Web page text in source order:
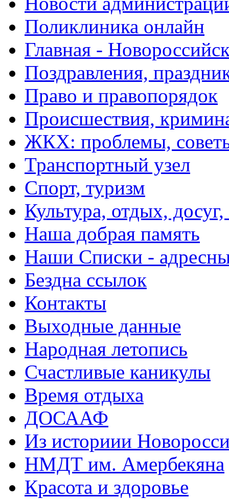
Поликлиника онлайн
Главная -
Поздравления,
Право и правопорядок
Происшествия,
ЖКХ: проблемы,
Транспортный узел
Спорт, туризм
Культура, отдых,
Наша добрая память
Наши Списки -
Бездна ссылок
Контакты
Выходные данные
Народная летопись
Счастливые каникулы
Время отдыха
ДОСААФ
Из историии
НМДТ им. Амербекяна
Красота и здоровье